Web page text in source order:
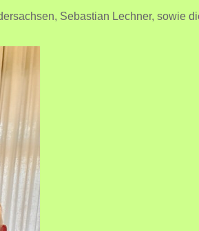
Sebastian Lechner, sowie